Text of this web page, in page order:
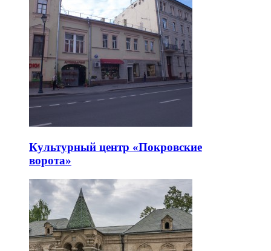
Культурный центр «Покровские
ворота»